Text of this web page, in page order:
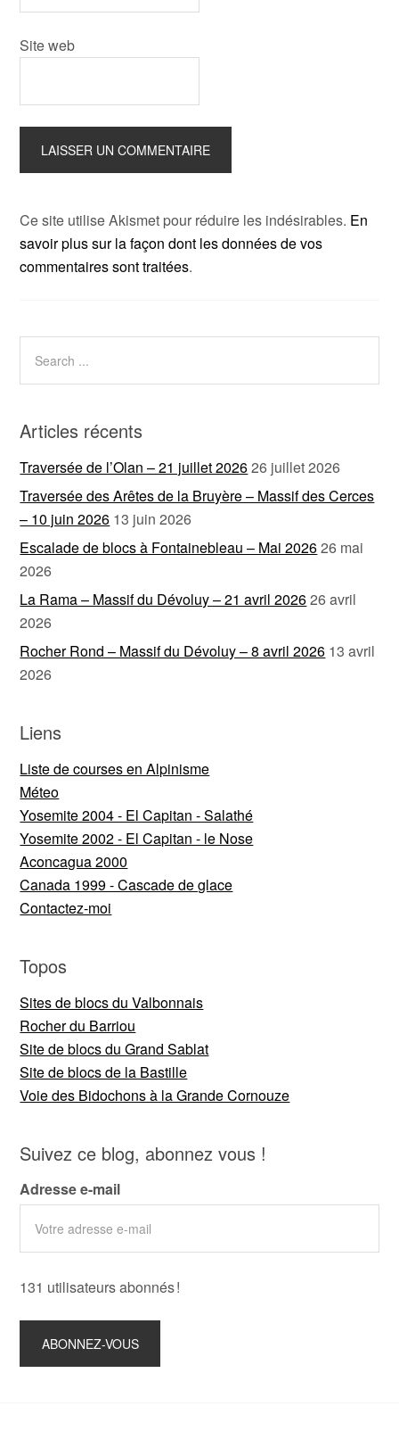
Site web
Ce site utilise Akismet pour réduire les indésirables. En
savoir plus sur la façon dont les données de vos
commentaires sont traitées.
Articles récents
Traversée de l’Olan – 21 juillet 202626 juillet 2026
Traversée des Arêtes de la Bruyère – Massif des Cerces
– 10 juin 2026 13 juin 2026
Escalade de blocs à Fontainebleau – Mai 202626 mai
2026
La Rama – Massif du Dévoluy – 21 avril 202626 avril
2026
Rocher Rond – Massif du Dévoluy – 8 avril 2026 13 avril
2026
Liens
Liste de courses en Alpinisme
Méteo
Yosemite 2004 - El Capitan - Salathé
Yosemite 2002 - El Capitan - le Nose
Aconcagua 2000
Canada 1999 - Cascade de glace
Contactez-moi
Topos
Sites de blocs du Valbonnais
Rocher du Barriou
Site de blocs du Grand Sablat
Site de blocs de la Bastille
Voie des Bidochons à la Grande Cornouze
Suivez ce blog, abonnez vous !
Adresse e-mail
131 utilisateurs abonnés !